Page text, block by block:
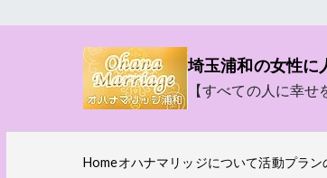
埼玉浦和の女性に
【すべての人に幸
Homeオハナマリッジについて活動プラン